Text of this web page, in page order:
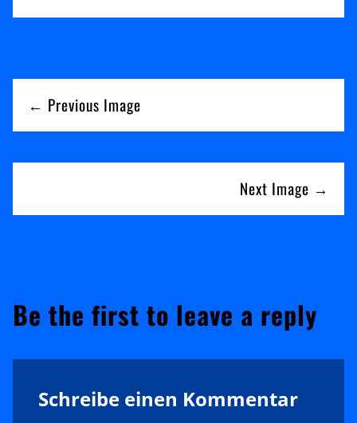
← Previous Image
Next Image →
Be the first to leave a reply
Schreibe einen Kommentar